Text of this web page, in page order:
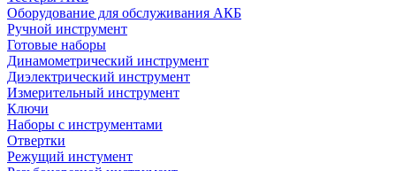
Оборудование для обслуживания АКБ
Ручной инструмент
Готовые наборы
Динамометрический инструмент
Диэлектрический инструмент
Измерительный инструмент
Ключи
Наборы с инструментами
Отвертки
Режущий инстумент